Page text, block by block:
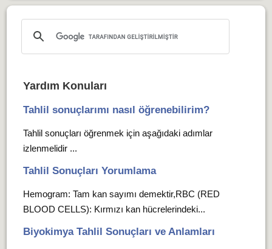
Yardım Konuları
Tahlil sonuçlarımı nasıl öğrenebilirim?
Tahlil sonuçları öğrenmek için aşağıdaki adımlar
izlenmelidir ...
Tahlil Sonuçları Yorumlama
Hemogram: Tam kan sayımı demektir,RBC (RED
BLOOD CELLS): Kırmızı kan hücrelerindeki...
Biyokimya Tahlil Sonuçları ve Anlamları